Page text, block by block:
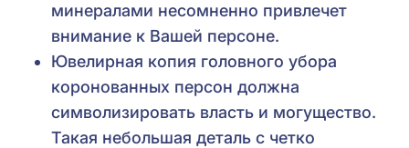
минералами несомненно привлечет
внимание к Вашей персоне.
Ювелирная копия головного убора
коронованных персон должна
символизировать власть и могущество.
Такая небольшая деталь с четко